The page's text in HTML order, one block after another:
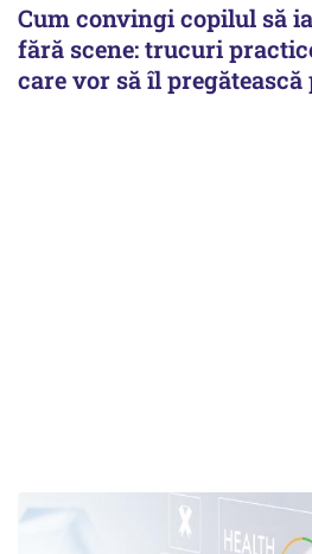
Cum convingi copilul să
fără scene: trucuri
care vor să îl